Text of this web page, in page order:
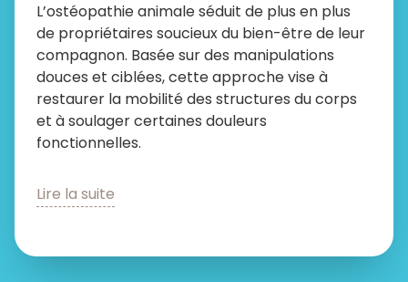
L’ostéopathie animale séduit de plus en plus
de propriétaires soucieux du bien-être de leur
compagnon. Basée sur des manipulations
douces et ciblées, cette approche vise à
restaurer la mobilité des structures du corps
et à soulager certaines douleurs
fonctionnelles.
Lire la suite